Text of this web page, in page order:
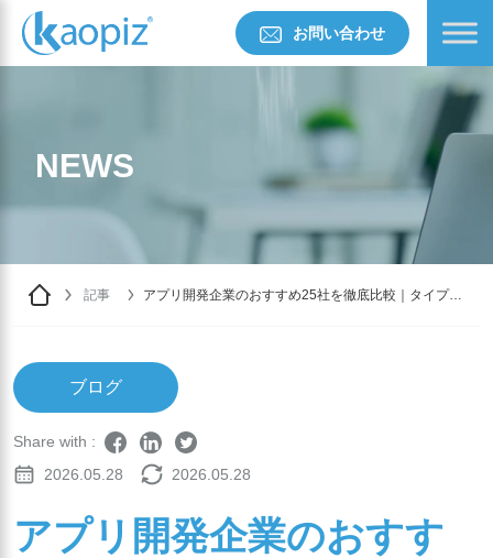
お問い合わせ
NEWS
記事
アプリ開発企業のおすすめ25社を徹底比較｜タイプ別
ブログ
Share with :
2026.05.28
2026.05.28
アプリ開発企業のおすす